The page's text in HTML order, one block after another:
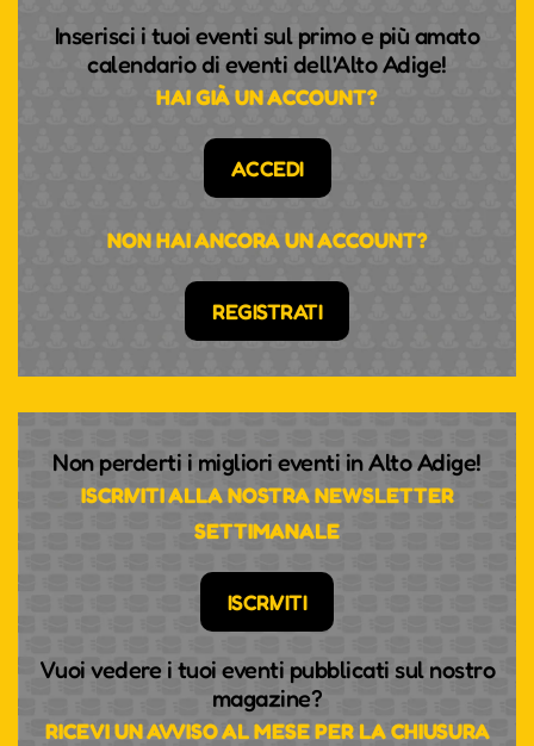
Inserisci i tuoi eventi sul primo e più amato
calendario di eventi dell'Alto Adige!
HAI GIÀ UN ACCOUNT?
ACCEDI
NON HAI ANCORA UN ACCOUNT?
REGISTRATI
Non perderti i migliori eventi in Alto Adige!
ISCRIVITI ALLA NOSTRA NEWSLETTER
SETTIMANALE
ISCRIVITI
Vuoi vedere i tuoi eventi pubblicati sul nostro
magazine?
RICEVI UN AVVISO AL MESE PER LA CHIUSURA